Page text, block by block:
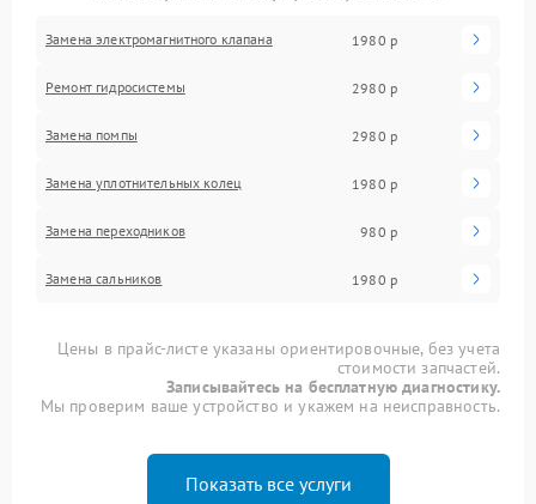
Замена электромагнитного клапана 1980 р
Ремонт гидросистемы 2980 р
Замена помпы 2980 р
Замена уплотнительных колец 1980 р
Замена переходников 980 р
Замена сальников 1980 р
Цены в прайс-листе указаны ориентировочные, без учета
стоимости запчастей.
Записывайтесь на бесплатную диагностику.
Мы проверим ваше устройство и укажем на неисправность.
Показать все услуги